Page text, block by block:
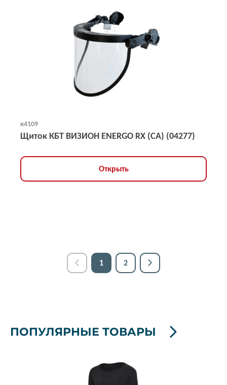
к4109
Щиток КБТ ВИЗИОН ENERGO RX (CA) (04277)
Открыть
1 2
ПОПУЛЯРНЫЕ ТОВАРЫ